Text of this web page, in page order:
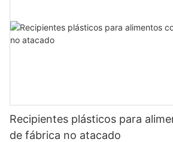
Recipientes plásticos para
de fábrica no atacado